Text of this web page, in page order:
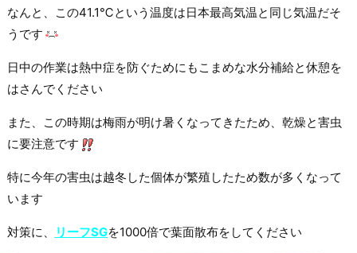
なんと、この41.1℃という温度は日本最高気温と同じ気温だそ
うです
日中の作業は熱中症を防ぐためにもこまめな水分補給と休憩を
はさんでください
また、この時期は梅雨が明け暑くなってきたため、乾燥と害虫
に要注意です
特に今年の害虫は越冬した個体が繁殖したため数が多くなって
います
対策に、 リーフSGを1000倍で葉面散布をしてください